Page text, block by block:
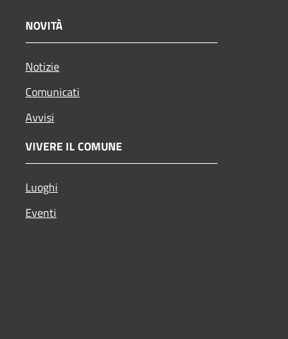
NOVITÀ
Notizie
Comunicati
Avvisi
VIVERE IL COMUNE
Luoghi
Eventi